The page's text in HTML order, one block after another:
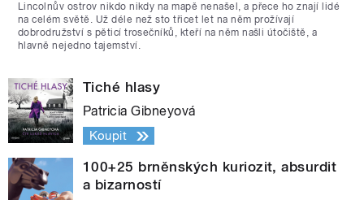
Lincolnův ostrov nikdo nikdy na mapě nenašel, a přece ho znají lidé
na celém světě. Už déle než sto třicet let na něm prožívají
dobrodružství s pěticí trosečníků, kteří na něm našli útočiště, a
hlavně nejedno tajemství.
Tiché hlasy
Patricia Gibneyová
Koupit
100+25 brněnských kuriozit, absurdit
a bizarností